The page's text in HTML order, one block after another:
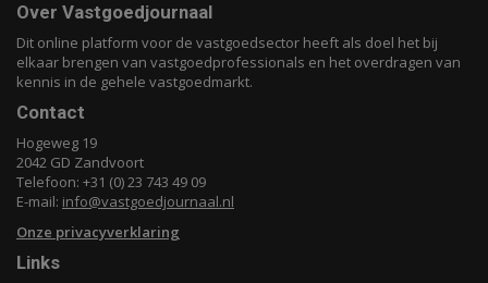
Over Vastgoedjournaal
Dit online platform voor de vastgoedsector heeft als doel het bij
elkaar brengen van vastgoedprofessionals en het overdragen van
kennis in de gehele vastgoedmarkt.
Contact
Hogeweg 19
2042 GD Zandvoort
Telefoon: +31 (0) 23 743 49 09
E-mail: info@vastgoedjournaal.nl
Onze privacyverklaring
Links